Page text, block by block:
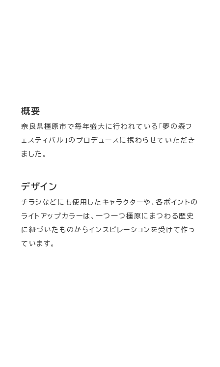
概要
奈良県橿原市で毎年盛大に行われている「夢の森フ
ェスティバル」のプロデュースに携わらせていただき
ました。
デザイン
チラシなどにも使用したキャラクターや、各ポイントの
ライトアップカラーは、一つ一つ橿原にまつわる歴史
に紐づいたものからインスピレーションを受けて作っ
ています。